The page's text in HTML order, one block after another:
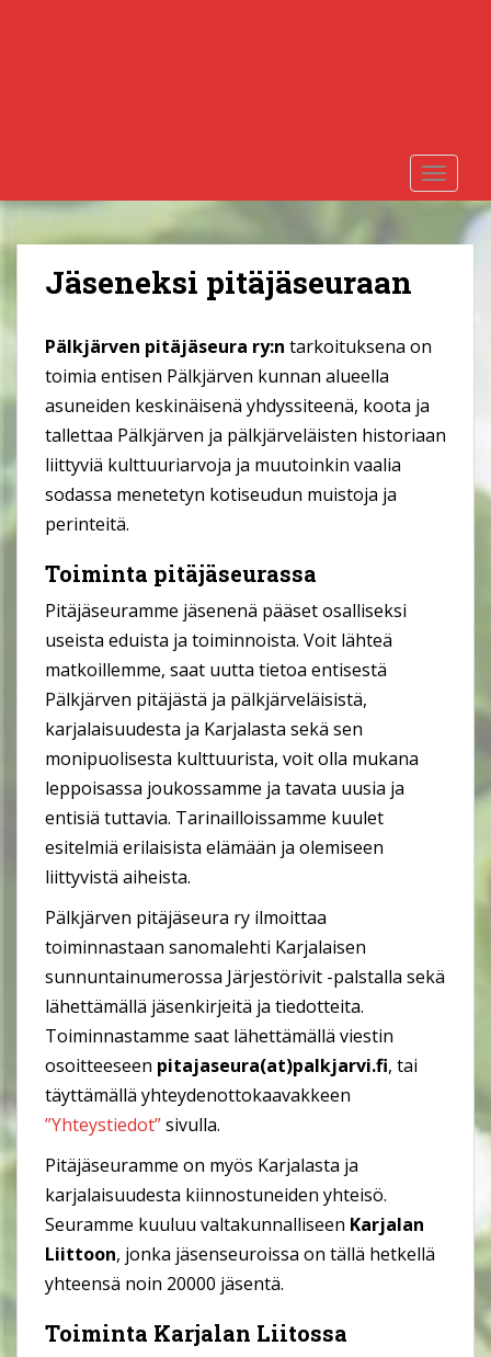
Jäseneksi pitäjäseuraan
Pälkjärven pitäjäseura ry:n tarkoituksena on
toimia entisen Pälkjärven kunnan alueella
asuneiden keskinäisenä yhdyssiteenä, koota ja
tallettaa Pälkjärven ja pälkjärveläisten historiaan
liittyviä kulttuuriarvoja ja muutoinkin vaalia
sodassa menetetyn kotiseudun muistoja ja
perinteitä.
Toiminta pitäjäseurassa
Pitäjäseuramme jäsenenä pääset osalliseksi
useista eduista ja toiminnoista. Voit lähteä
matkoillemme, saat uutta tietoa entisestä
Pälkjärven pitäjästä ja pälkjärveläisistä,
karjalaisuudesta ja Karjalasta sekä sen
monipuolisesta kulttuurista, voit olla mukana
leppoisassa joukossamme ja tavata uusia ja
entisiä tuttavia. Tarinailloissamme kuulet
esitelmiä erilaisista elämään ja olemiseen
liittyvistä aiheista.
Pälkjärven pitäjäseura ry ilmoittaa
toiminnastaan sanomalehti Karjalaisen
sunnuntainumerossa Järjestörivit -palstalla sekä
lähettämällä jäsenkirjeitä ja tiedotteita.
Toiminnastamme saat lähettämällä viestin
osoitteeseen pitajaseura(at)palkjarvi.fi, tai
täyttämällä yhteydenottokaavakkeen
”Yhteystiedot”sivulla.
Pitäjäseuramme on myös Karjalasta ja
karjalaisuudesta kiinnostuneiden yhteisö.
Seuramme kuuluu valtakunnalliseen Karjalan
Liittoon, jonka jäsenseuroissa on tällä hetkellä
yhteensä noin 20000 jäsentä.
Toiminta Karjalan Liitossa